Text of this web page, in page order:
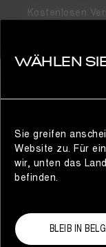
Kostenlosen
WÄHLEN
Sie greifen
Website zu. Für
wir, unten das
befinden.
BLEIB IN